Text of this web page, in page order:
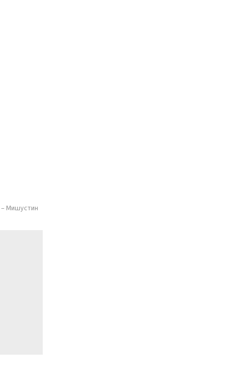
Мишустин